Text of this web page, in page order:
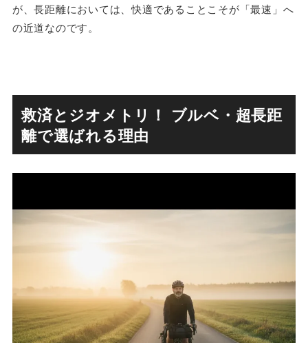
が、長距離においては、快適であることこそが「最速」へ
の近道なのです。
救済とジオメトリ！ ブルベ・超長距
離で選ばれる理由